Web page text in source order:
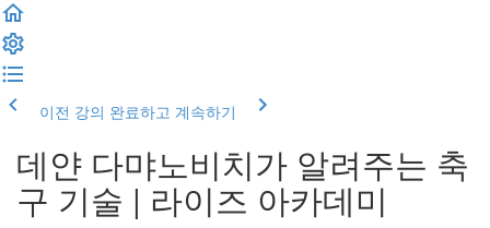
이전 강의 완료하고 계속하기
데얀 다먀노비치가 알려주는 축
구 기술 | 라이즈 아카데미